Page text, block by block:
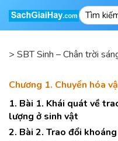
> SBT Sinh – Chân trời
Chương 1. Chuyển hóa
1. Bài 1. Khái quát về
lượng ở sinh vật
2. Bài 2. Trao đổi